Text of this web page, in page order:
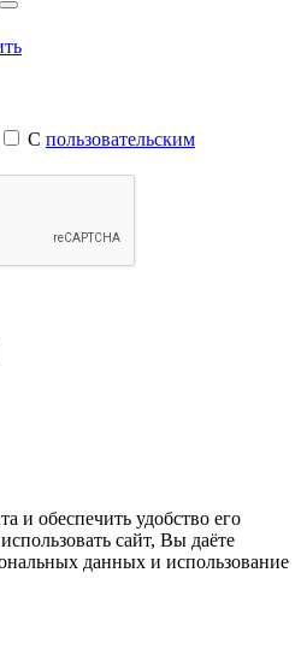
С пользовательским
и обеспечить удобство его
сайт, Вы даёте
данных и использование